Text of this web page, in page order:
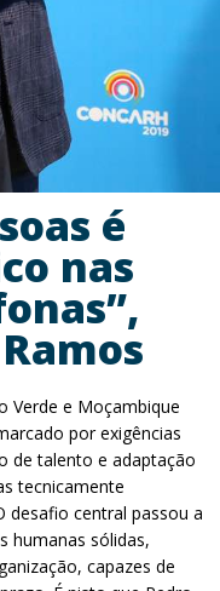
é
nas
Verde e Moçambique
por exigências
de talento e adaptação
tecnicamente
desafio central passou a
humanas sólidas,
capazes de